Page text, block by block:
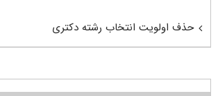
حذف اولویت انتخاب رشته دکتری